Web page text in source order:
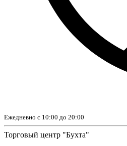
Ежедневно с 10:00 до 20:00
Торговый центр "Бухта"